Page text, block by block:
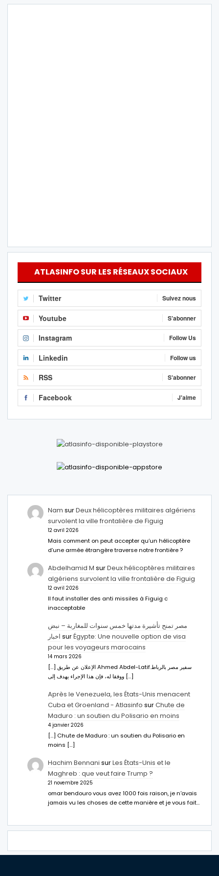
ATLASINFO SUR LES RÉSEAUX SOCIAUX
Twitter Suivez nous
Youtube S'abonner
Instagram Follow Us
Linkedin Follow us
RSS S'abonner
Facebook J'aime
Nam surDeux hélicoptères militaires algériens
survolent la ville frontalière de Figuig
12 avril 2026
Mais comment on peut accepter qu’un hélicoptère
d’une armée étrangère traverse notre frontière ?
Abdelhamid M surDeux hélicoptères militaires
algériens survolent la ville frontalière de Figuig
12 avril 2026
Il faut installer des anti missiles à Figuig c
inacceptable
مصر تمنح تأشيرة مدتها خمس سنوات للمغاربة – نبض
اخبار surÉgypte: Une nouvelle option de visa
pour les voyageurs marocains
14 mars 2026
[…] الإعلان عن طريق Ahmed Abdel-Latifسفير مصر بالرباط.
ووفقا له، فإن هذا الإجراء يهدف إلى […]
Après le Venezuela, les États-Unis menacent
Cuba et Groenland - Atlasinfo surChute de
Maduro : un soutien du Polisario en moins
4 janvier 2026
[…] Chute de Maduro : un soutien du Polisario en
moins […]
Hachim Bennani surLes États-Unis et le
Maghreb : que veut faire Trump ?
21 novembre 2025
omar bendouro vous avez 1000 fois raison, je n'avais
jamais vu les choses de cette manière et je vous fait…